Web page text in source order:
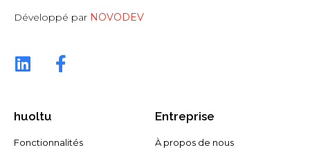
Développé par NOVODEV
huoltu
Fonctionnalités
Entreprise
À propos de nous